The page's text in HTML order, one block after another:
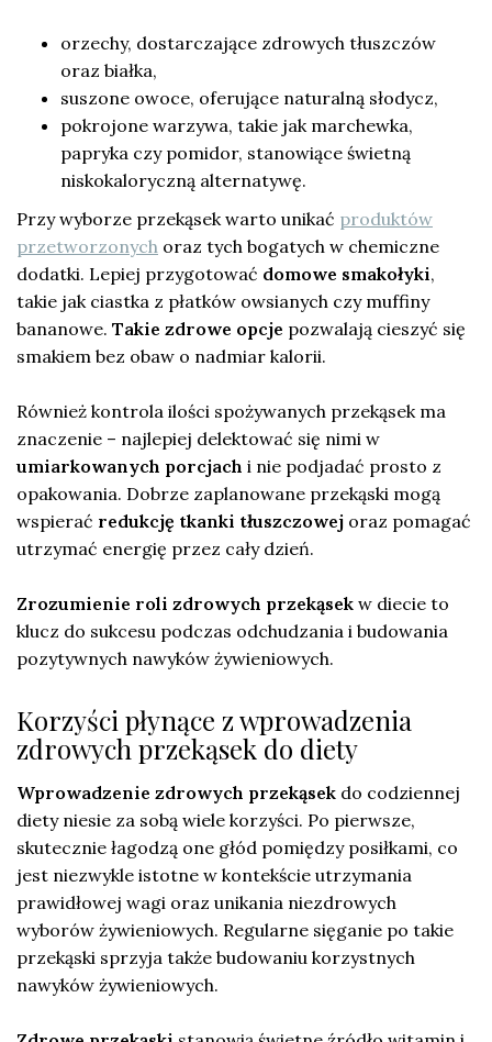
orzechy, dostarczające zdrowych tłuszczów
oraz białka,
suszone owoce, oferujące naturalną słodycz,
pokrojone warzywa, takie jak marchewka,
papryka czy pomidor, stanowiące świetną
niskokaloryczną alternatywę.
Przy wyborze przekąsek warto unikać produktów
przetworzonych oraz tych bogatych w chemiczne
dodatki. Lepiej przygotować domowe smakołyki,
takie jak ciastka z płatków owsianych czy muffiny
bananowe. Takie zdrowe opcje pozwalają cieszyć się
smakiem bez obaw o nadmiar kalorii.
Również kontrola ilości spożywanych przekąsek ma
znaczenie – najlepiej delektować się nimi w
umiarkowanych porcjach i nie podjadać prosto z
opakowania. Dobrze zaplanowane przekąski mogą
wspierać redukcję tkanki tłuszczowej oraz pomagać
utrzymać energię przez cały dzień.
Zrozumienie roli zdrowych przekąsek w diecie to
klucz do sukcesu podczas odchudzania i budowania
pozytywnych nawyków żywieniowych.
Korzyści płynące z wprowadzenia
zdrowych przekąsek do diety
Wprowadzenie zdrowych przekąsek do codziennej
diety niesie za sobą wiele korzyści. Po pierwsze,
skutecznie łagodzą one głód pomiędzy posiłkami, co
jest niezwykle istotne w kontekście utrzymania
prawidłowej wagi oraz unikania niezdrowych
wyborów żywieniowych. Regularne sięganie po takie
przekąski sprzyja także budowaniu korzystnych
nawyków żywieniowych.